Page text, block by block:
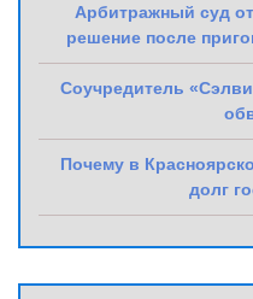
Арбитражный суд
решение после
Соучредитель
Почему в
долг